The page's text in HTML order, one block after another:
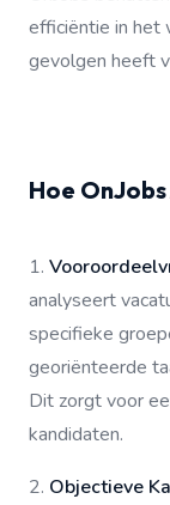
efficiëntie in het
gevolgen heeft
Hoe
1.
analyseert
specifieke
georiënteerde
Dit zorgt voor
kandidaten.
2. Objectieve